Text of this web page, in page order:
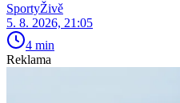
SportyŽivě
5. 8. 2026, 21:05
4 min
Reklama